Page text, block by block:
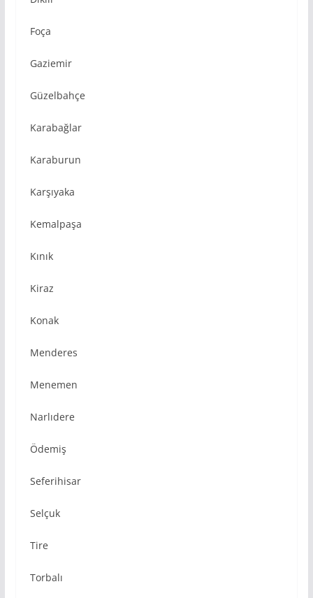
Foça
Gaziemir
Güzelbahçe
Karabağlar
Karaburun
Karşıyaka
Kemalpaşa
Kınık
Kiraz
Konak
Menderes
Menemen
Narlıdere
Ödemiş
Seferihisar
Selçuk
Tire
Torbalı